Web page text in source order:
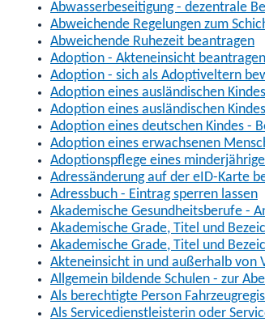
Abwasserbeseitigung - dezentrale
Abweichende Regelungen zum
Abweichende Ruhezeit beantragen
Adoption - Akteneinsicht beantragen
Adoption - sich als Adoptiveltern
Adoption eines ausländischen
Adoption eines ausländischen
Adoption eines deutschen Kindes -
Adoption eines erwachsenen
Adoptionspflege eines
Adressänderung auf der eID-Karte
Adressbuch - Eintrag sperren lassen
Akademische Gesundheitsberufe -
Akademische Grade, Titel und
Akademische Grade, Titel und
Akteneinsicht in und außerhalb von
Allgemein bildende Schulen - zur
Als berechtigte Person
Als Servicedienstleisterin oder